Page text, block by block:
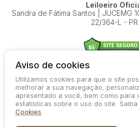
Leiloeiro
Sandra de Fátima Santos | JUCEMG
22/364-L - PR
© 2026-present - Todos os
Política de
Termos de Uso
Aviso de cookies
Utilizamos cookies para que o site
melhorar a sua navegação,
apresentado a você, bem como para
estatísticas sobre o uso do site. Saiba
Cookies